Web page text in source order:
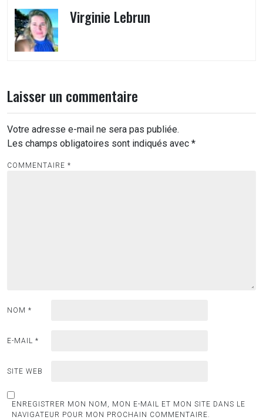
Virginie Lebrun
Laisser un commentaire
Votre adresse e-mail ne sera pas publiée.
Les champs obligatoires sont indiqués avec *
COMMENTAIRE *
NOM *
E-MAIL *
SITE WEB
ENREGISTRER MON NOM, MON E-MAIL ET MON SITE DANS LE
NAVIGATEUR POUR MON PROCHAIN COMMENTAIRE.